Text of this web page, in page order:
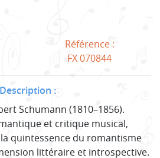
Référence :
FX 070844
Description :
Schumann (1810–1856).
et critique musical,
quintessence du romantisme
littéraire et introspective.